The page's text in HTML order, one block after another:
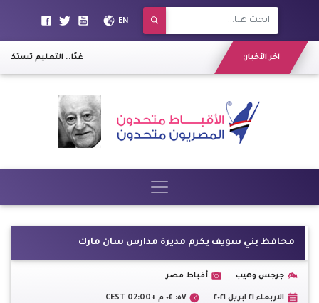
EN
اخر الأخبار: غدًا.. التعليم تستكمل
محافظ بني سويف يكرم مديرة مدارس سان مارك
جرجس وهيب أقباط مصر
الاربعاء ٢١ ابريل ٢٠٢١ ٥٧: ٠٤ م +02:00 CEST